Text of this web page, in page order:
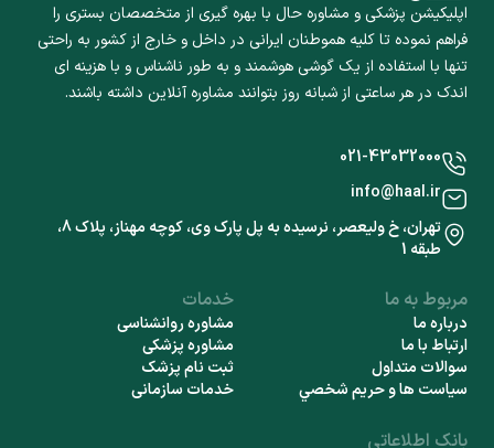
اپلیکیشن پزشکی و مشاوره حال با بهره گیری از متخصصان بستری را
فراهم نموده تا کلیه هموطنان ایرانی در داخل و خارج از کشور به راحتی
تنها با استفاده از یک گوشی هوشمند و به طور ناشناس و با هزینه ای
اندک در هر ساعتی از شبانه روز بتوانند مشاوره آنلاین داشته باشند.
مربوط به ما
درباره ما
ارتباط با ما
سوالات متداول
سياست ها و حريم شخصي
خدمات
مشاوره روانشناسی
مشاوره پزشکی
ثبت نام پزشک
خدمات سازمانی
بانک اطلاعاتی
021-43032000
info@haal.ir
تهران، خ ولیعصر، نرسیده به پل پارک وی، کوچه مهناز، پلاک 8،
طبقه 1